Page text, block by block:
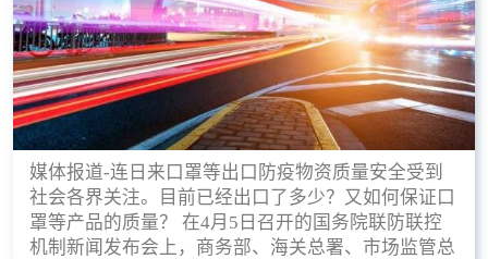
媒体报道-连日来口罩等出口防疫物资质量安全受到
社会各界关注。目前已经出口了多少？又如何保证口
罩等产品的质量？ 在4月5日召开的国务院联防联控
机制新闻发布会上，商务部、海关总署、市场监管总